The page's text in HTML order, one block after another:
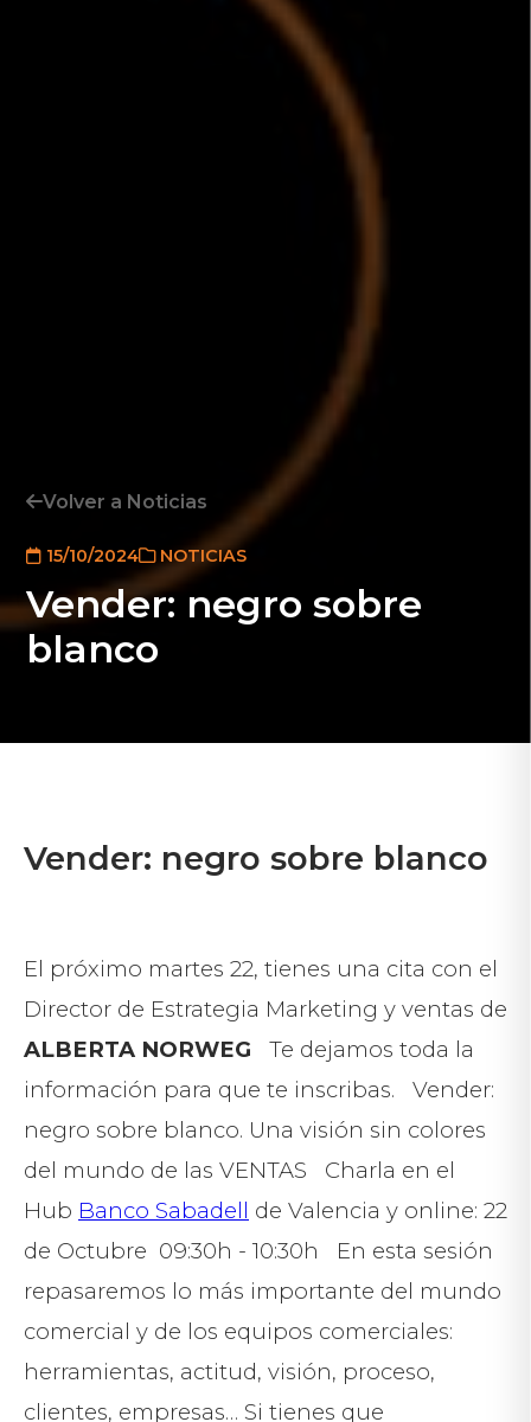
Volver a Noticias
15/10/2024 NOTICIAS
Vender: negro sobre
blanco
Vender: negro sobre blanco
El próximo martes 22, tienes una cita con el
Director de Estrategia Marketing y ventas de
ALBERTA NORWEG Te dejamos toda la
información para que te inscribas. Vender:
negro sobre blanco. Una visión sin colores
del mundo de las VENTAS Charla en el
Hub Banco Sabadell de Valencia y online: 22
de Octubre 09:30h - 10:30h En esta sesión
repasaremos lo más importante del mundo
comercial y de los equipos comerciales:
herramientas, actitud, visión, proceso,
clientes, empresas… Si tienes que